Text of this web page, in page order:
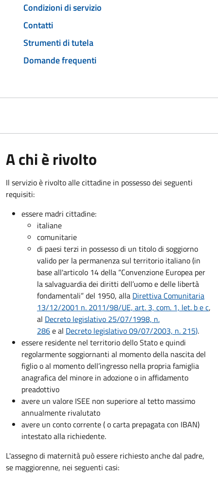
Condizioni di servizio
Contatti
Strumenti di tutela
Domande frequenti
A chi è rivolto
Il servizio è rivolto alle cittadine in possesso dei seguenti
requisiti:
essere madri cittadine:
italiane
comunitarie
di paesi terzi in possesso di un titolo di soggiorno
valido per la permanenza sul territorio italiano (in
base all'articolo 14 della “Convenzione Europea per
la salvaguardia dei diritti dell’uomo e delle libertà
fondamentali” del 1950, alla Direttiva Comunitaria
13/12/2001 n. 2011/98/UE, art. 3, com. 1, let. b e c,
al Decreto legislativo 25/07/1998, n.
286e al Decreto legislativo 09/07/2003, n. 215).
essere residente nel territorio dello Stato e quindi
regolarmente soggiornanti al momento della nascita del
figlio o al momento dell’ingresso nella propria famiglia
anagrafica del minore in adozione o in affidamento
preadottivo
avere un valore ISEE non superiore al tetto massimo
annualmente rivalutato
avere un conto corrente ( o carta prepagata con IBAN)
intestato alla richiedente.
L'assegno di maternità può essere richiesto anche dal padre,
se maggiorenne, nei seguenti casi: